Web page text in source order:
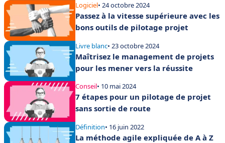
Logiciel• 24 octobre 2024
Passez à la vitesse supérieure avec les
bons outils de pilotage projet
Livre blanc• 23 octobre 2024
Maîtrisez le management de projets
pour les mener vers la réussite
Conseil• 10 mai 2024
7 étapes pour un pilotage de projet
sans sortie de route
Définition• 16 juin 2022
La méthode agile expliquée de A à Z